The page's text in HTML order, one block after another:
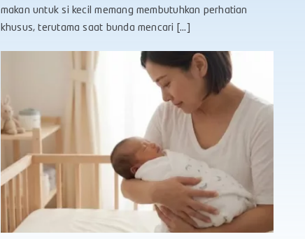
Susu
Nyaman
makan untuk si kecil memang membutuhkan perhatian
khusus, terutama saat bunda mencari [...]